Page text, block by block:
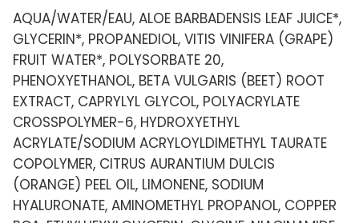
AQUA/WATER/EAU, ALOE BARBADENSIS LEAF JUICE*,
GLYCERIN*, PROPANEDIOL, VITIS VINIFERA (GRAPE)
FRUIT WATER*, POLYSORBATE 20,
PHENOXYETHANOL, BETA VULGARIS (BEET) ROOT
EXTRACT, CAPRYLYL GLYCOL, POLYACRYLATE
CROSSPOLYMER-6, HYDROXYETHYL
ACRYLATE/SODIUM ACRYLOYLDIMETHYL TAURATE
COPOLYMER, CITRUS AURANTIUM DULCIS
(ORANGE) PEEL OIL, LIMONENE, SODIUM
HYALURONATE, AMINOMETHYL PROPANOL, COPPER